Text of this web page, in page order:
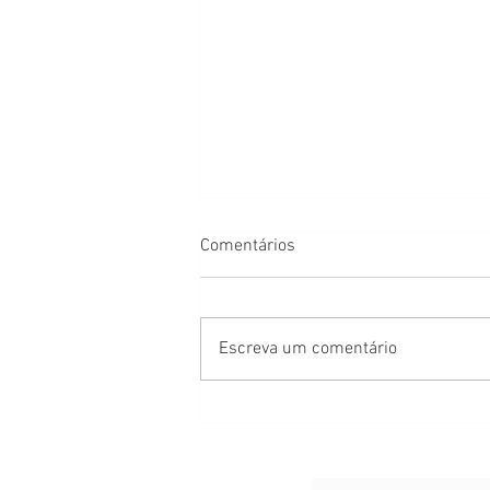
Comentários
Escreva um comentário